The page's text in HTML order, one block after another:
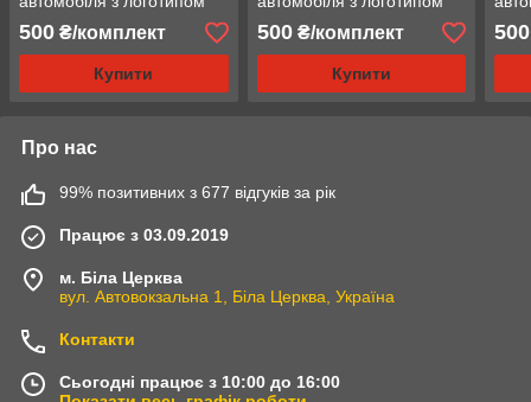
Opel Insignia 2009 - 2013
500 ₴/комплект
Купити
500₴/комплект
Купити
500
Про нас
99% позитивних з 677 відгуків за рік
Працює з 03.09.2019
м. Біла Церква
вул. Автовокзальна 1, Біла Церква, Україна
Контакти
Сьогодні працює з 10:00 до 16:00